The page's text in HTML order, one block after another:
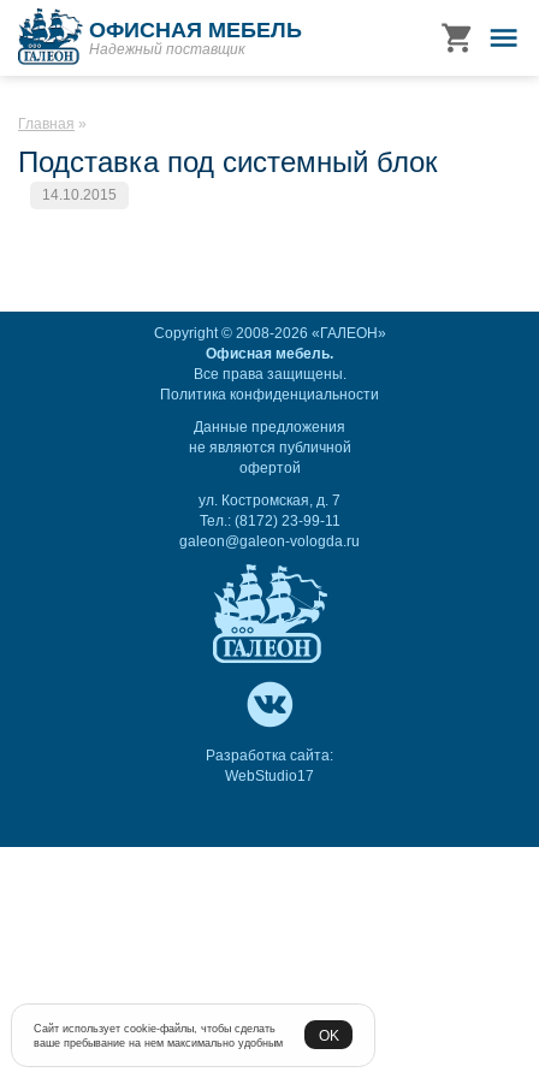
ОФИСНАЯ МЕБЕЛЬ
Надежный поставщик
Главная
Подставка под системный блок
14.10.2015
Copyright © 2008-2026 «ГАЛЕОН»
Офисная мебель.
Все права защищены.
Политика конфиденциальности
Данные предложения
не являются публичной
офертой
ул. Костромская, д. 7
Тел.: (8172) 23-99-11
galeon@galeon-vologda.ru
Разработка сайта:
WebStudio17
Сайт использует cookie-файлы, чтобы сделать
ваше пребывание на нем максимально удобным
OK